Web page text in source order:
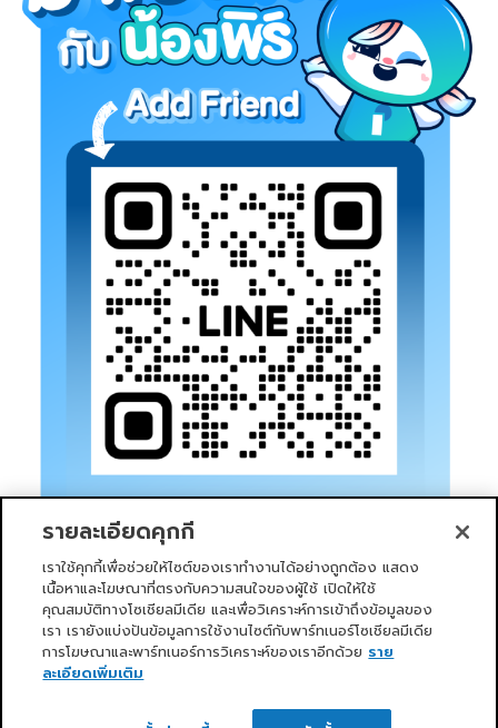
หน้าแรก บริการของเรา ข่าวสารและกิจกรรม PRIMO CLUB
เกี่ยวกับเรา นักลงทุนสัมพันธ์
Copyright 2026 © Primo Service Solution Company
รายละเอียดคุกกี้
เราใช้คุกกี้เพื่อช่วยให้ไซต์ของเราทำงานได้อย่างถูกต้อง แสดง
เนื้อหาและโฆษณาที่ตรงกับความสนใจของผู้ใช้ เปิดให้ใช้
คุณสมบัติทางโซเชียลมีเดีย และเพื่อวิเคราะห์การเข้าถึงข้อมูลของ
เรา เรายังแบ่งปันข้อมูลการใช้งานไซต์กับพาร์ทเนอร์โซเชียลมีเดีย
การโฆษณาและพาร์ทเนอร์การวิเคราะห์ของเราอีกด้วย ราย
ละเอียดเพิ่มเติม
ติดต่อเรา